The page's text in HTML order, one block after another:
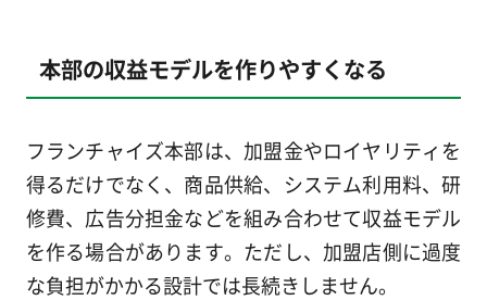
本部の収益モデルを作りやすくなる
フランチャイズ本部は、加盟金やロイヤリティを
得るだけでなく、商品供給、システム利用料、研
修費、広告分担金などを組み合わせて収益モデル
を作る場合があります。ただし、加盟店側に過度
な負担がかかる設計では長続きしません。